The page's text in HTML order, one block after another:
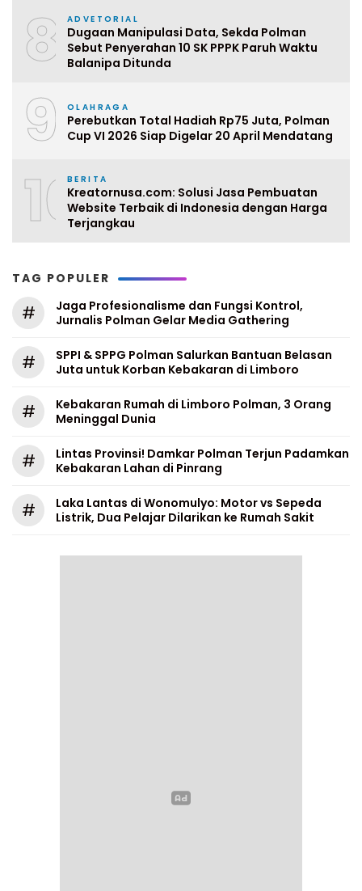
8 ADVETORIAL
Dugaan Manipulasi Data, Sekda Polman
Sebut Penyerahan 10 SK PPPK Paruh Waktu
Balanipa Ditunda
9 OLAHRAGA
Perebutkan Total Hadiah Rp75 Juta, Polman
Cup VI 2026 Siap Digelar 20 April Mendatang
10BERITA
Kreatornusa.com: Solusi Jasa Pembuatan
Website Terbaik di Indonesia dengan Harga
Terjangkau
TAG POPULER
#
Jaga Profesionalisme dan Fungsi Kontrol,
Jurnalis Polman Gelar Media Gathering
#
SPPI & SPPG Polman Salurkan Bantuan Belasan
Juta untuk Korban Kebakaran di Limboro
#
Kebakaran Rumah di Limboro Polman, 3 Orang
Meninggal Dunia
#
Lintas Provinsi! Damkar Polman Terjun Padamkan
Kebakaran Lahan di Pinrang
#
Laka Lantas di Wonomulyo: Motor vs Sepeda
Listrik, Dua Pelajar Dilarikan ke Rumah Sakit